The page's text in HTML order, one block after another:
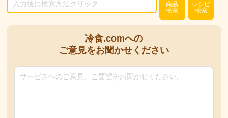
商品
検索
レシピ
検索
冷食.comへの
ご意見をお聞かせください